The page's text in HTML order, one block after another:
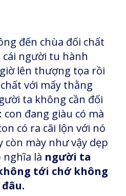
đến chùa đối chất
người tu hành
lên thượng tọa rồi
với mấy thằng
ta không cần đối
đang giàu có mà
có ra cãi lộn với nó
còn mày như vậy dẹp
nghĩa là người ta
tới chớ không